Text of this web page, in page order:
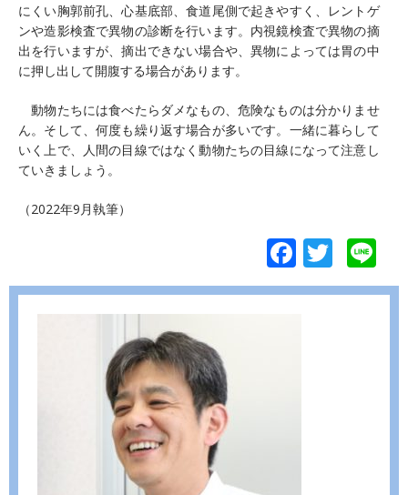
にくい胸郭前孔、心基底部、食道尾側で起きやすく、レントゲ
ンや造影検査で異物の診断を行います。内視鏡検査で異物の摘
出を行いますが、摘出できない場合や、異物によっては胃の中
に押し出して開腹する場合があります。
動物たちには食べたらダメなもの、危険なものは分かりませ
ん。そして、何度も繰り返す場合が多いです。一緒に暮らして
いく上で、人間の目線ではなく動物たちの目線になって注意し
ていきましょう。
（2022年9月執筆）
F
ac
T
w n